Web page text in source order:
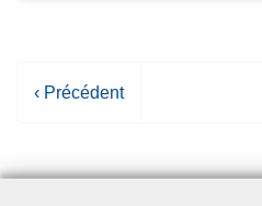
P
e
‹ Précédent